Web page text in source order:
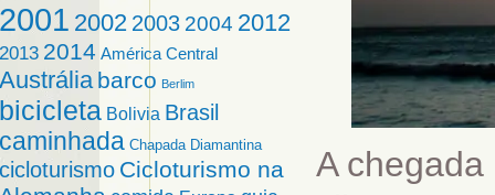
2001 2002 2003 2004 2012
2013 2014 América Central
Austrália barco Berlim
bicicleta Bolivia Brasil
caminhada Chapada Diamantina
cicloturismo Cicloturismo na
A